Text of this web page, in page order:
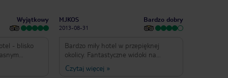
Wyjątkowy
- blisko
zadbane,
MJKOS
2013-08-31
Bardzo dobry
Bardzo miły hotel w przepięknej
okolicy. Fantastyczne widoki na
lazurowe morze i piękne góry. Bardzo
czysto miła atmosfera. Szczególnie w
Czytaj więcej »